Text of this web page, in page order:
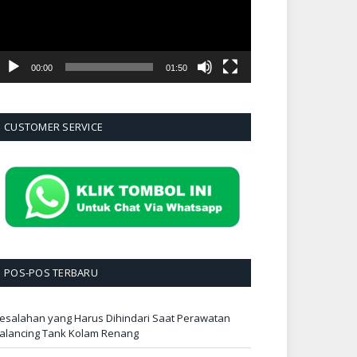
00:00 01:50
CUSTOMER SERVICE
POS-POS TERBARU
yang Harus Dihindari Saat Perawatan
Tank Kolam Renang